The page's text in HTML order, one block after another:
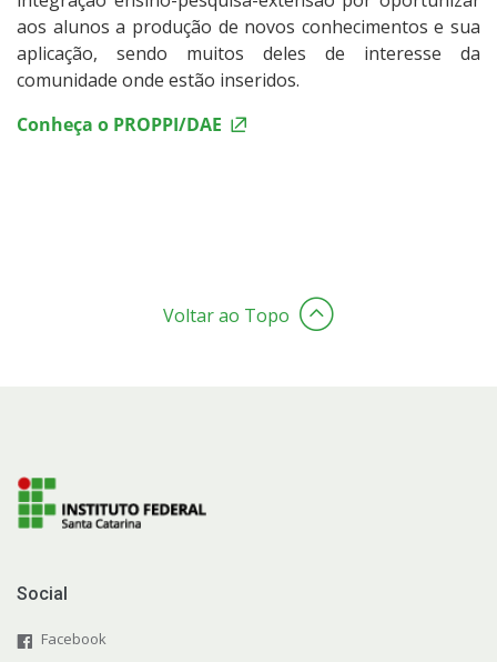
aos alunos a produção de novos conhecimentos e sua
aplicação, sendo muitos deles de interesse da
comunidade onde estão inseridos.
Conheça o PROPPI/DAE
Voltar ao Topo
Social
Facebook